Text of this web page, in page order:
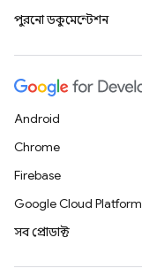
পুরনো ডকুমেন্টেশন
Android
Chrome
Firebase
Google Cloud Platform
সব প্রোডাক্ট